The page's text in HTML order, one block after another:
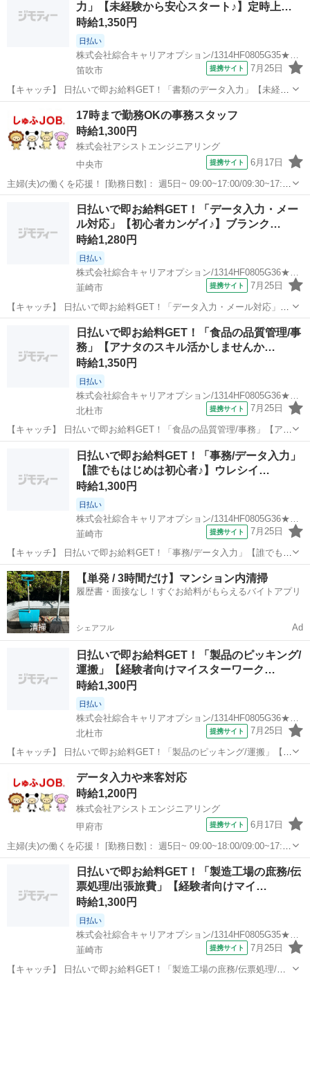
「新しい職場は不...力」【未経験から安心スタート♪】定時上…
時給1,350円
日払い
株式会社綜合キャリアオプション/1314HF0805G35★90-N
笛吹市
提携サイト 7月25日
【キャッチ】 日払いで即お給料GET！「書類のデータ入力」【未経験
から安心スタート♪】定時上がりで自分タイム♪女性も活躍中×優しい職
場☆高時給1350円！ 【コメント】 ＼大手人材派遣会社で働きません
か♪／ 「新しい職場...
一般事務
17時まで勤務OKの事務スタッフ
時給1,300円
株式会社アシストエンジニアリング
中央市
提携サイト 6月17日
主婦(夫)の働くを応援！ [勤務日数]： 週5日~ 09:00~17:00/09:30~17:00
[勤務地・最寄駅]： 山梨県中央市浅利 株式会社アシストエンジニアリ
ング（派遣元） [職種名]：事務スタッフ [...
中央市 一般事務
日払いで即お給料GET！「データ入力・メー
ル対応」【初心者カンゲイ♪】ブランク…
時給1,280円
日払い
株式会社綜合キャリアオプション/1314HF0805G36★24-S
韮崎市
提携サイト 7月25日
【キャッチ】 日払いで即お給料GET！「データ入力・メール対応」
【初心者カンゲイ♪】ブランクの味方・研修ありで安心！高時給1280
場は不安・・・」 「経...
韮崎市 一般事務
日払いで即お給料GET！「食品の品質管理/事
務」【アナタのスキル活かしませんか…
時給1,350円
日払い
北杜市
提携サイト 7月25日
【キャッチ】 日払いで即お給料GET！「食品の品質管理/事務」【アナ
タのスキル活かしませんか？】残業基本ナシ！プライベートも充実♪少
人数体制！高時給1350円！ 【コメント】 弊社なら事前の職場見学が
多数！お仕事安心スター...
北杜市 一般事務
日払いで即お給料GET！「事務/データ入力」
【誰でもはじめは初心者♪】ウレシイ…
時給1,300円
日払い
韮崎市
提携サイト 7月25日
【キャッチ】 日払いで即お給料GET！「事務/データ入力」【誰でもは
じめは初心者♪】ウレシイ残業ほぼナシ♪ウレシイ☆土日祝休♪高時給
1300円！ 【コメント】 ＼大手人材派遣会社で働きませんか♪／ 「新し
い職場は不安・・...
山梨 韮崎市 一般事務
【単発 / 3時間だけ】マンション内清掃
履歴書・面接なし！すぐお給料がもらえるバイトアプリ
シェアフル Ad
日払いで即お給料GET！「製品のピッキング/
運搬」【経験者向けマイスターワーク…
時給1,300円
日払い
北杜市
提携サイト 7月25日
【キャッチ】 日払いで即お給料GET！「製品のピッキング/運搬」【経
験者向けマイスターワーク！】残業ほぼナシでプラ充！ウレシイ☆土
日祝休♪高時給1300円！ 【コメント】 ＼大手人材派遣会社で働きませ
んか♪／ 「新しい職...
一般事務
データ入力や来客対応
時給1,200円
株式会社アシストエンジニアリング
甲府市
提携サイト 6月17日
主婦(夫)の働くを応援！ [勤務日数]： 週5日~ 09:00~18:00/09:00~17:00
[勤務地・最寄駅]： 山梨県甲府市里吉 株式会社アシストエンジニアリ
ング（派遣元） [職種名]：データ入力や来客対...
甲府市 一般事務
日払いで即お給料GET！「製造工場の庶務/伝
票処理/出張旅費」【経験者向けマイ…
時給1,300円
日払い
株式会社綜合キャリアオプション/1314HF0805G35★50-S
韮崎市
提携サイト 7月25日
【キャッチ】 日払いで即お給料GET！「製造工場の庶務/伝票処理/出